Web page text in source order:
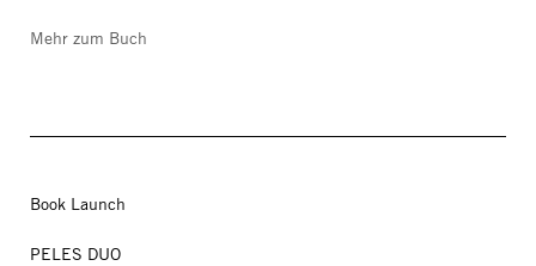
Mehr zum Buch
Book Launch
PELES DUO